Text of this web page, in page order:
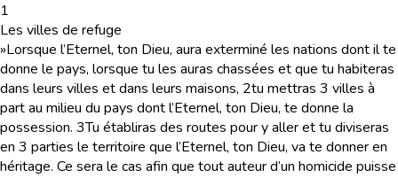
1
Les villes de refuge
»Lorsque l’Eternel, ton Dieu, aura exterminé les nations dont il te
donne le pays, lorsque tu les auras chassées et que tu habiteras
dans leurs villes et dans leurs maisons, 2tu mettras 3 villes à
part au milieu du pays dont l’Eternel, ton Dieu, te donne la
possession. 3Tu établiras des routes pour y aller et tu diviseras
en 3 parties le territoire que l’Eternel, ton Dieu, va te donner en
héritage. Ce sera le cas afin que tout auteur d’un homicide puisse